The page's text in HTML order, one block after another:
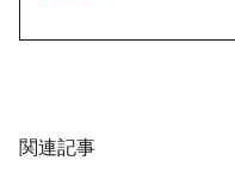
関連記事